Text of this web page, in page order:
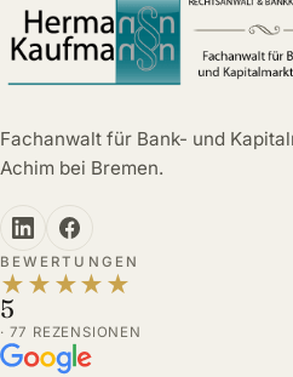
Fachanwalt für Bank- und
Achim bei Bremen.
BEWERTUNGEN
★ ★ ★★ ★
5
· 77 REZENSIONEN